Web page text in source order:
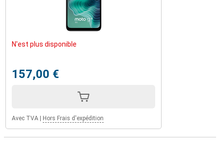
N'est plus disponible
157,00 €
Avec TVA Hors Frais d'expédition